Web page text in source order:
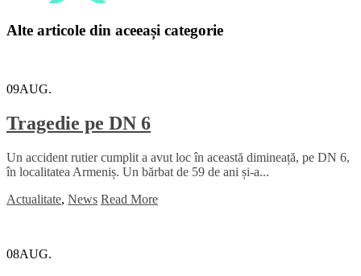
Alte articole din aceeași categorie
09AUG.
Tragedie pe DN 6
Un accident rutier cumplit a avut loc în această dimineață, pe DN 6,
în localitatea Armeniș. Un bărbat de 59 de ani și-a...
Actualitate, News Read More
08AUG.